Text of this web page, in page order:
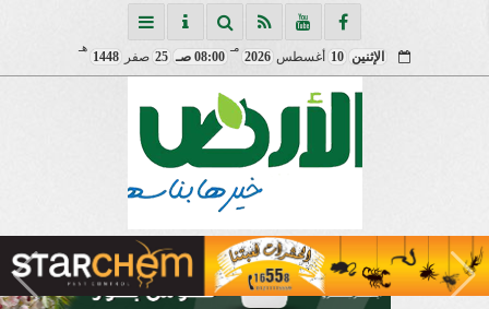
الإثنين 10 أغسطس 2026
مـ
08:00 صـ 25 صفر 1448
هـ